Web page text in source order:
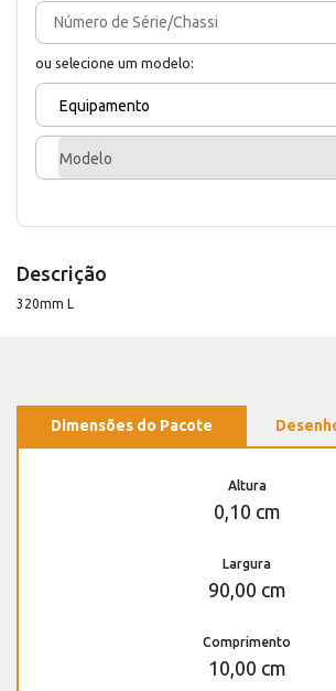
ou selecione um modelo:
Equipamento
Modelo
Descrição
320mm L
Dimensões do Pacote
Altura
0,10 cm
Largura
90,00 cm
Comprimento
10,00 cm